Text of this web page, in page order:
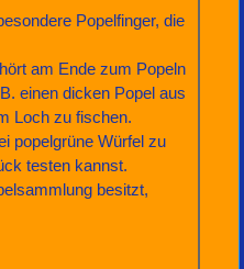
Popelfinger, die
am Ende zum Popeln
einen dicken Popel aus
Loch zu fischen.
popelgrüne Würfel zu
testen kannst.
besitzt,